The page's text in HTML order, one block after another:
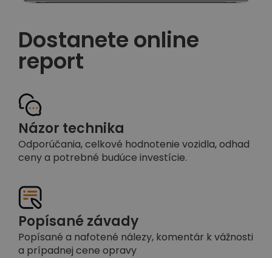
Dostanete online
report
Názor technika
Odporúčania, celkové hodnotenie vozidla, odhad
ceny a potrebné budúce investície.
Popísané závady
Popísané a nafotené nálezy, komentár k vážnosti
a prípadnej cene opravy